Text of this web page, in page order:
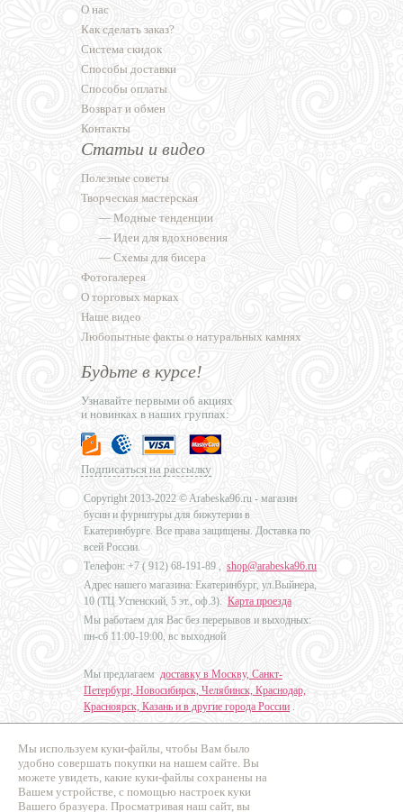
Мы используем куки-файлы, чтобы Вам было
удобно совершать покупки на нашем сайте. Вы
можете увидеть, какие куки-файлы сохранены на
Вашем устройстве, с помощью настроек куки
Вашего бразуера. Просматривая наш сайт, вы
О нас
Как сделать заказ?
Система скидок
Способы доставки
Способы оплаты
Возврат и обмен
Контакты
Статьи и видео
Полезные советы
Творческая мастерская
— Модные тенденции
— Идеи для вдохновения
— Схемы для бисера
Фотогалерея
О торговых марках
Наше видео
Любопытные факты о натуральных камнях
Будьте в курсе!
Узнавайте первыми об акциях
и новинках в наших группах:
Подписаться на рассылку
Copyright 2013-2022 © Arabeska96.ru - магазин
бусин и фурнитуры для бижутерии в
Екатеринбурге. Все права защищены. Доставка по
всей России.
Телефон: +7 ( 912) 68-191-89 , shop@arabeska96.ru
Адрес нашего магазина: Екатеринбург, ул.Выйнера,
10 (ТЦ Успенский, 5 эт., оф.3). Карта проезда
Мы работаем для Вас без перерывов и выходных:
пн-сб 11:00-19:00, вс выходной
Мы предлагаем доставку в Москву, Санкт-
Петербург, Новосибирск, Челябинск, Краснодар,
Красноярск, Казань и в другие города России .
Дизайн - Наталья Мальцева
Продвижение сайтов
Промо Эксперт